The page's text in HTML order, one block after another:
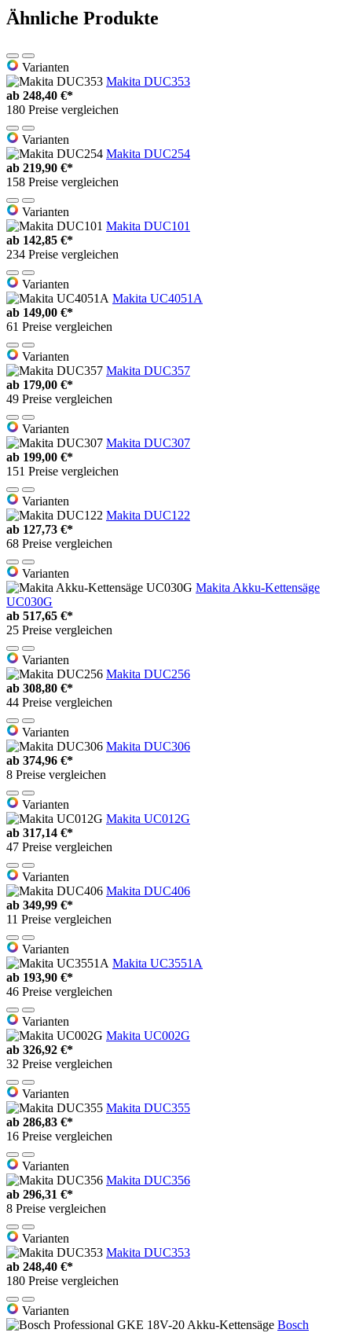
Ähnliche Produkte
Varianten
Makita DUC353
ab 248,40 €*
180 Preise vergleichen
Varianten
Makita DUC254
ab 219,90 €*
158 Preise vergleichen
Varianten
Makita DUC101
ab 142,85 €*
234 Preise vergleichen
Varianten
Makita UC4051A
ab 149,00 €*
61 Preise vergleichen
Varianten
Makita DUC357
ab 179,00 €*
49 Preise vergleichen
Varianten
Makita DUC307
ab 199,00 €*
151 Preise vergleichen
Varianten
Makita DUC122
ab 127,73 €*
68 Preise vergleichen
Varianten
Makita Akku-Kettensäge
UC030G
ab 517,65 €*
25 Preise vergleichen
Varianten
Makita DUC256
ab 308,80 €*
44 Preise vergleichen
Varianten
Makita DUC306
ab 374,96 €*
8 Preise vergleichen
Varianten
Makita UC012G
ab 317,14 €*
47 Preise vergleichen
Varianten
Makita DUC406
ab 349,99 €*
11 Preise vergleichen
Varianten
Makita UC3551A
ab 193,90 €*
46 Preise vergleichen
Varianten
Makita UC002G
ab 326,92 €*
32 Preise vergleichen
Varianten
Makita DUC355
ab 286,83 €*
16 Preise vergleichen
Varianten
Makita DUC356
ab 296,31 €*
8 Preise vergleichen
Varianten
Makita DUC353
ab 248,40 €*
180 Preise vergleichen
Varianten
Bosch